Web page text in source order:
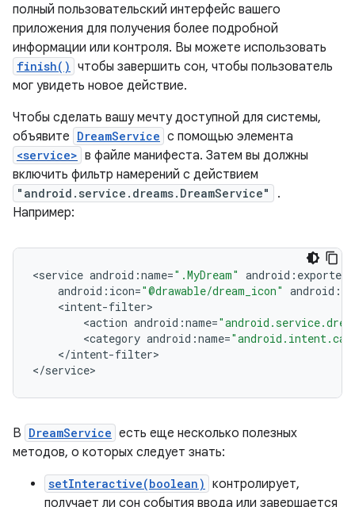
полный пользовательский интерфейс вашего
приложения для получения более подробной
информации или контроля. Вы можете использовать
finish() чтобы завершить сон, чтобы пользователь
мог увидеть новое действие.
Чтобы сделать вашу мечту доступной для системы,
объявите DreamService с помощью элемента
<service> в файле манифеста. Затем вы должны
включить фильтр намерений с действием
"android.service.dreams.DreamService"
.
Например:
<service android :name=".MyDream" android : exported
android : icon="@drawable/dream_icon" android :
<intent-filter
<action android :name=
<category android :name=
</intent-filter>
</service>
В DreamService есть еще несколько полезных
методов, о которых следует знать:
setInteractive(boolean) контролирует,
получает ли сон события ввода или завершается